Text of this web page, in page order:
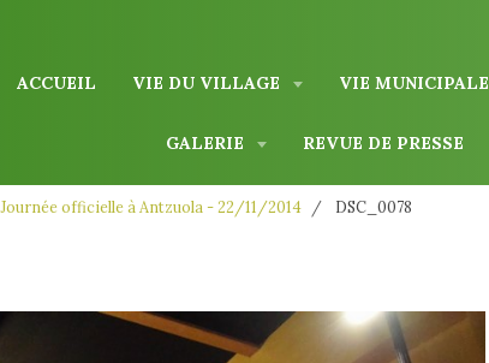
ACCUEIL VIE DU VILLAGE VIE MUNICIPALE
GALERIE REVUE DE PRESSE
Journée officielle à Antzuola - 22/11/2014 DSC_0078